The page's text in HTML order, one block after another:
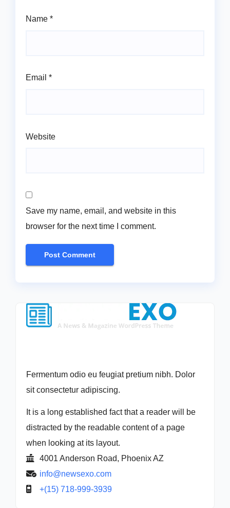
Name *
Email *
Website
Save my name, email, and website in this
browser for the next time I comment.
Fermentum odio eu feugiat pretium nibh. Dolor
sit consectetur adipiscing.
It is a long established fact that a reader will be
distracted by the readable content of a page
when looking at its layout.
4001 Anderson Road, Phoenix AZ
info@newsexo.com
+(15) 718-999-3939